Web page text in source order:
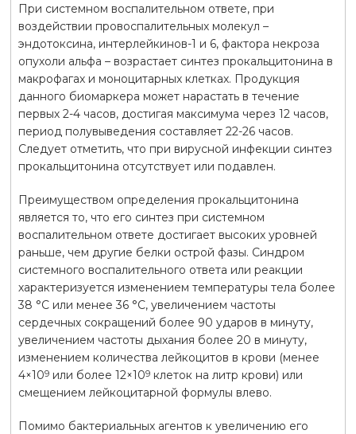
При системном воспалительном ответе, при
воздействии провоспалительных молекул –
эндотоксина, интерлейкинов-1 и 6, фактора некроза
опухоли альфа – возрастает синтез прокальцитонина в
макрофагах и моноцитарных клетках. Продукция
данного биомаркера может нарастать в течение
первых 2-4 часов, достигая максимума через 12 часов,
период полувыведения составляет 22-26 часов.
Следует отметить, что при вирусной инфекции синтез
прокальцитонина отсутствует или подавлен.
Преимуществом определения прокальцитонина
является то, что его синтез при системном
воспалительном ответе достигает высоких уровней
раньше, чем другие белки острой фазы. Синдром
системного воспалительного ответа или реакции
характеризуется изменением температуры тела более
38 °C или менее 36 °C, увеличением частоты
сердечных сокращений более 90 ударов в минуту,
увеличением частоты дыхания более 20 в минуту,
изменением количества лейкоцитов в крови (менее
4×109или более 12×109клеток на литр крови) или
смещением лейкоцитарной формулы влево.
Помимо бактериальных агентов к увеличению его